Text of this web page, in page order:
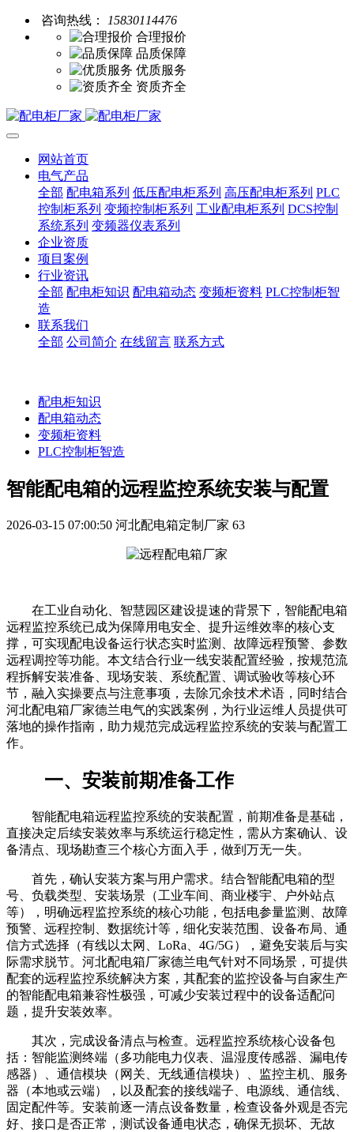
咨询热线：
15830114476
合理报价
品质保障
优质服务
资质齐全
网站首页
电气产品
全部 配电箱系列 低压配电柜系列 高压配电柜系列 PLC
控制柜系列 变频控制柜系列 工业配电柜系列 DCS控制
系统系列 变频器仪表系列
企业资质
项目案例
行业资讯
全部 配电柜知识 配电箱动态 变频柜资料 PLC控制柜智
造
联系我们
全部 公司简介 在线留言 联系方式
配电柜知识
配电箱动态
变频柜资料
PLC控制柜智造
智能配电箱的远程监控系统安装与配置
2026-03-15 07:00:50 河北配电箱定制厂家 63
在工业自动化、智慧园区建设提速的背景下，智能配电箱
远程监控系统已成为保障用电安全、提升运维效率的核心支
撑，可实现配电设备运行状态实时监测、故障远程预警、参数
远程调控等功能。本文结合行业一线安装配置经验，按规范流
程拆解安装准备、现场安装、系统配置、调试验收等核心环
节，融入实操要点与注意事项，去除冗余技术术语，同时结合
河北配电箱厂家德兰电气的实践案例，为行业运维人员提供可
落地的操作指南，助力规范完成远程监控系统的安装与配置工
作。
一、安装前期准备工作
智能配电箱远程监控系统的安装配置，前期准备是基础，
直接决定后续安装效率与系统运行稳定性，需从方案确认、设
备清点、现场勘查三个核心方面入手，做到万无一失。
首先，确认安装方案与用户需求。结合智能配电箱的型
号、负载类型、安装场景（工业车间、商业楼宇、户外站点
等），明确远程监控系统的核心功能，包括电参量监测、故障
预警、远程控制、数据统计等，细化安装范围、设备布局、通
信方式选择（有线以太网、LoRa、4G/5G），避免安装后与实
际需求脱节。河北配电箱厂家德兰电气针对不同场景，可提供
配套的远程监控系统解决方案，其配套的监控设备与自家生产
的智能配电箱兼容性极强，可减少安装过程中的设备适配问
题，提升安装效率。
其次，完成设备清点与检查。远程监控系统核心设备包
括：智能监测终端（多功能电力仪表、温湿度传感器、漏电传
感器）、通信模块（网关、无线通信模块）、监控主机、服务
器（本地或云端），以及配套的接线端子、电源线、通信线、
固定配件等。安装前逐一清点设备数量，检查设备外观是否完
好、接口是否正常，测试设备通电状态，确保无损坏、无故